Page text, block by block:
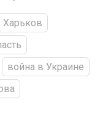
Харьков
война в Украине